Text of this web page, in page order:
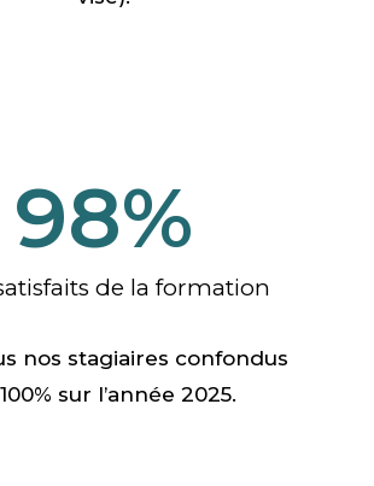
de la formation
98%
nos stagiaires confondus
sur l’année 2025.